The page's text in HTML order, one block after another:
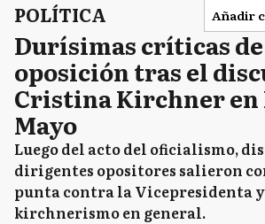
POLÍTICA Añadir
Durísimas críticas
oposición tras el
Cristina Kirchner en
Mayo
Luego del acto del oficialismo,
dirigentes opositores salieron
punta contra la Vicepresidenta
kirchnerismo en general.